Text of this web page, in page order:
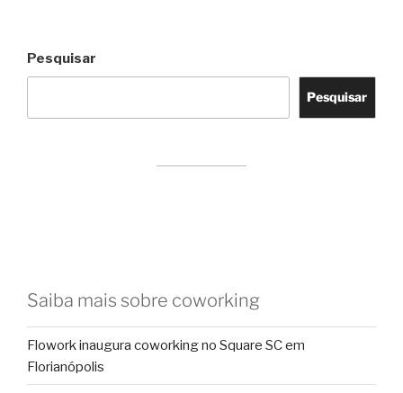
Pesquisar
Pesquisar
Saiba mais sobre coworking
Flowork inaugura coworking no Square SC em
Florianópolis